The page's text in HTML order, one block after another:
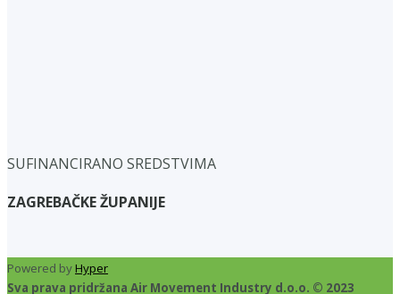
SUFINANCIRANO SREDSTVIMA
ZAGREBAČKE ŽUPANIJE
Powered byHyper
Sva prava pridržana Air Movement Industry d.o.o. © 2023